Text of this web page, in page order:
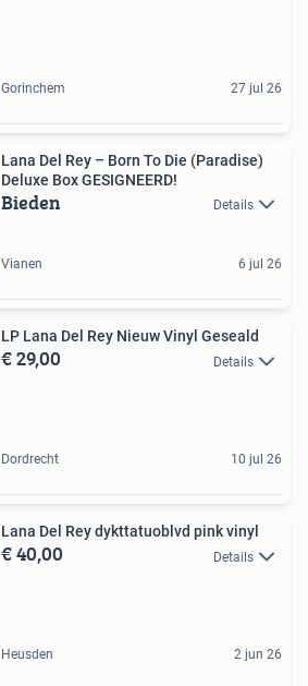
Gorinchem 27 jul 26
Lana Del Rey – Born To Die (Paradise)
Deluxe Box GESIGNEERD!
Bieden Details
Vianen 6 jul 26
LP Lana Del Rey Nieuw Vinyl Geseald
€ 29,00 Details
Dordrecht 10 jul 26
Lana Del Rey dykttatuoblvd pink vinyl
€ 40,00 Details
Heusden 2 jun 26